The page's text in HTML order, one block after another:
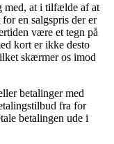
med, at i tilfælde af at
en salgspris der er
være et tegn på
kort er ikke desto
skærmer os imod
betalinger med
fra for
betalingen ude i